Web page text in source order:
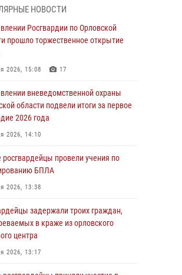
регионального Управления
принял участие в митинге в честь
города Орла
2026, 13:16
работы за первое полугодие
2026, 13:12
росгвардейцы задержали 15 лиц,
действий
2026, 14:21
2026, 14:06 2
росгвардейцы приняли от граждан
НОВОСТИ
Росгвардии по Орловской
прошло торжественное открытие
2026, 15:08 17
вневедомственной охраны
области подвели итоги за первое
2026 года
2026, 14:10
росгвардейцы провели учения по
БПЛА
2026, 13:38
задержали троих граждан,
в краже из орловского
центра
2026, 13:17